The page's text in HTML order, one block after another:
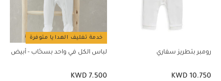
رومبر بتطريز سفاري
KWD 10.750
خدمة تغليف الهدايا متوفرة
لباس الكل في واحد بسحّاب - أبيض
KWD 7.500